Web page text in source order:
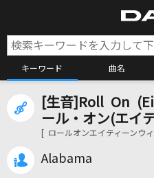
キーワード 曲名
カラ
[生音]Roll On
ール・オン(エイ
[ ロールオンエイティーンウ
Alabama